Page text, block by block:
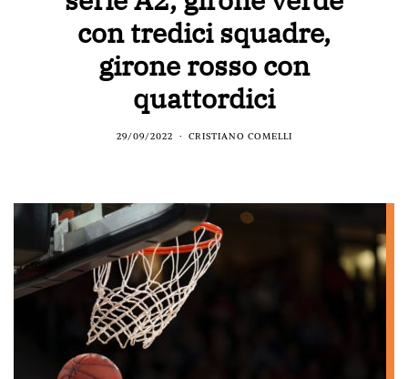
con tredici squadre,
girone rosso con
quattordici
29/09/2022 CRISTIANO COMELLI